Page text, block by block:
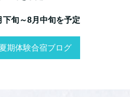
旬～8月中旬を予定
期体験合宿ブログ